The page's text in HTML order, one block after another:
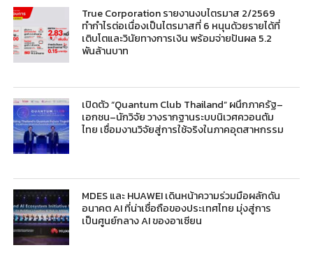
True Corporation รายงานงบไตรมาส 2/2569
ทำกำไรต่อเนื่องเป็นไตรมาสที่ 6 หนุนด้วยรายได้ที่
เติบโตและวินัยทางการเงิน พร้อมจ่ายปันผล 5.2
พันล้านบาท
เปิดตัว “Quantum Club Thailand” ผนึกภาครัฐ–
เอกชน–นักวิจัย วางรากฐานระบบนิเวศควอนตัม
ไทย เชื่อมงานวิจัยสู่การใช้จริงในภาคอุตสาหกรรม
MDES และ HUAWEI เดินหน้าความร่วมมือผลักดัน
อนาคต AI ที่น่าเชื่อถือของประเทศไทย มุ่งสู่การ
เป็นศูนย์กลาง AI ของอาเซียน